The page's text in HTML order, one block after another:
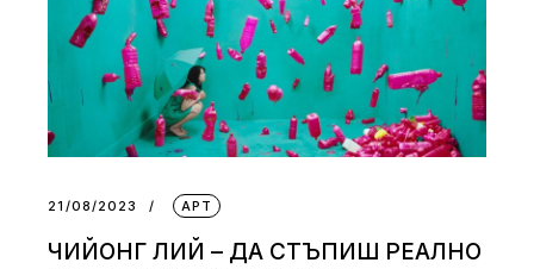
21/08/2023 АРТ
ЧИЙОНГ ЛИЙ – ДА СТЪПИШ РЕАЛНО